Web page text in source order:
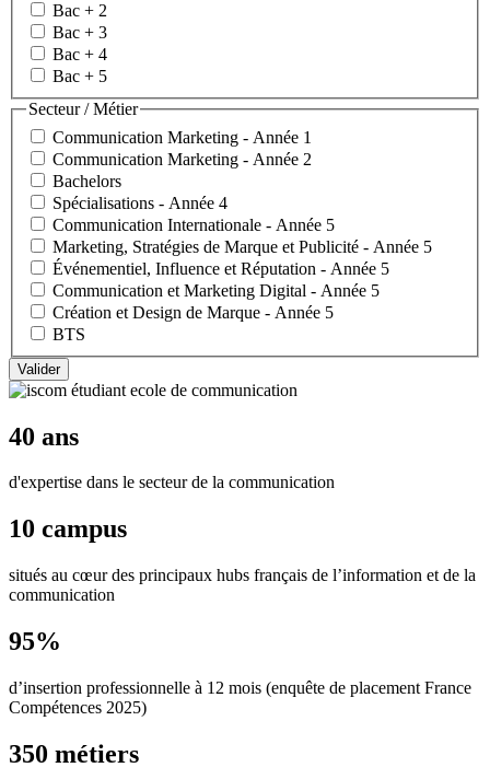
Bac + 2
Bac + 3
Bac + 4
Bac + 5
Secteur / Métier
Communication Marketing - Année 1
Communication Marketing - Année 2
Bachelors
Spécialisations - Année 4
Communication Internationale - Année 5
Marketing, Stratégies de Marque et Publicité - Année 5
Événementiel, Influence et Réputation - Année 5
Communication et Marketing Digital - Année 5
Création et Design de Marque - Année 5
BTS
40 ans
d'expertise dans le secteur de la communication
10 campus
situés au cœur des principaux hubs français de l’information et de la
communication
95%
d’insertion professionnelle à 12 mois (enquête de placement France
Compétences 2025)
350 métiers